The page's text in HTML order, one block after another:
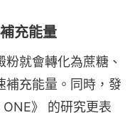
充能量
就會轉化為蔗糖、
補充能量。同時，發
》 的研究更表